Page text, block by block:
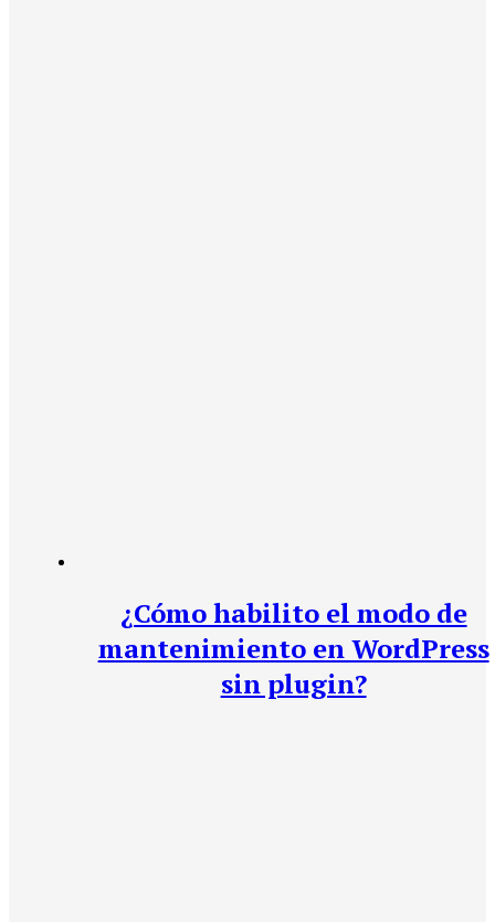
¿Cómo habilito el modo de
mantenimiento en WordPress
sin plugin?